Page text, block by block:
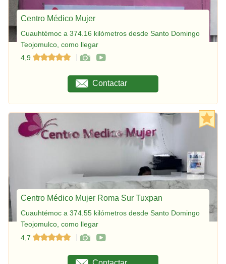
Centro Médico Mujer
Cuauhtémoc a 374.16 kilómetros desde Santo Domingo
Teojomulco, como llegar
4,9
Contactar
Centro Médico Mujer Roma Sur Tuxpan
Cuauhtémoc a 374.55 kilómetros desde Santo Domingo
Teojomulco, como llegar
4,7